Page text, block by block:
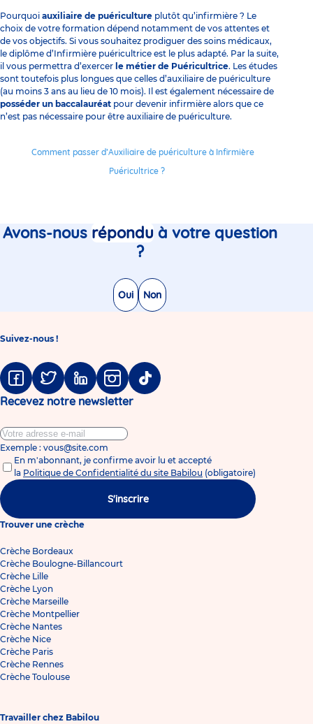
Pourquoi auxiliaire de puériculture plutôt qu’infirmière ? Le
choix de votre formation dépend notamment de vos attentes et
de vos objectifs. Si vous souhaitez prodiguer des soins médicaux,
le diplôme d’Infirmière puéricultrice est le plus adapté. Par la suite,
il vous permettra d’exercer le métier de Puéricultrice. Les études
sont toutefois plus longues que celles d’auxiliaire de puériculture
(au moins 3 ans au lieu de 10 mois). Il est également nécessaire de
posséder un baccalauréat pour devenir infirmière alors que ce
n’est pas nécessaire pour être auxiliaire de puériculture.
Comment passer d’Auxiliaire de puériculture à Infirmière
Puéricultrice ?
Avons-nous réponduà votre question
?
Non
Oui
Suivez-nous !
Facebook
TwitterLinkedinInstagram
Tiktok
Recevez notre newsletter
Exemple : vous@site.com
En m'abonnant, je confirme avoir lu et accepté
la Politique de Confidentialité du site Babilou (obligatoire)
S'inscrire
Trouver une crèche
Crèche Bordeaux
Crèche Boulogne-Billancourt
Crèche Lille
Crèche Lyon
Crèche Marseille
Crèche Montpellier
Crèche Nantes
Crèche Nice
Crèche Paris
Crèche Rennes
Crèche Toulouse
Travailler chez Babilou